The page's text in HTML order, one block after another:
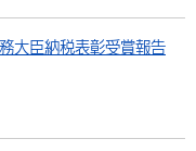
大臣納税表彰受賞報告